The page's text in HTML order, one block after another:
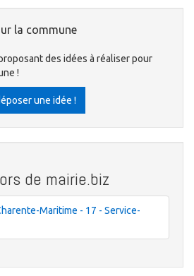
la commune
des idées à réaliser pour
!
une idée !
de mairie.biz
Maritime - 17 - Service-